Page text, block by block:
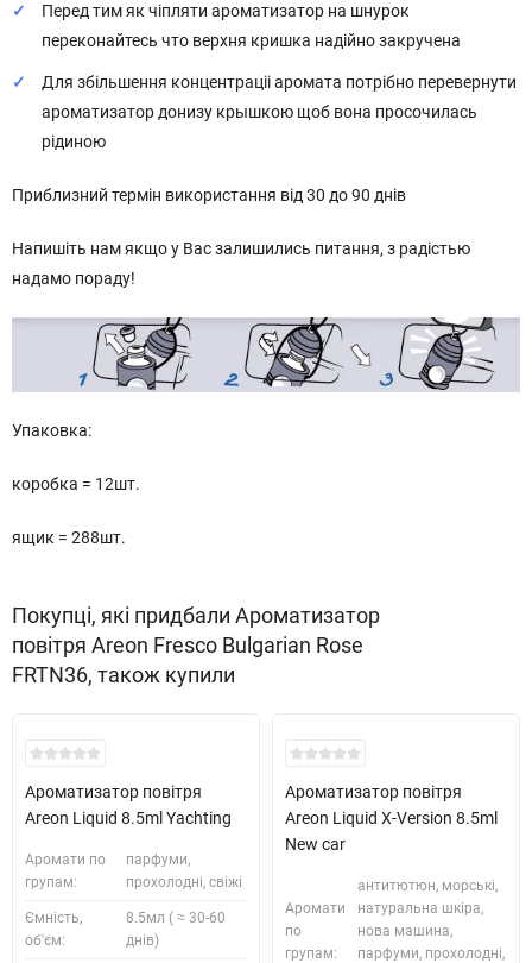
Перед тим як чіпляти ароматизатор на шнурок
переконайтесь что верхня кришка надійно закручена
Для збільшення концентраціі аромата потрібно перевернути
ароматизатор донизу крышкою щоб вона просочилась
рідиною
Приблизний термін використання від 30 до 90 днів
Напишіть нам якщо у Вас залишились питання, з радістью
надамо пораду!
Упаковка:
коробка = 12шт.
ящик = 288шт.
Покупці, які придбали Ароматизатор
повітря Areon Fresco Bulgarian Rose
FRTN36, також купили
Ароматизатор повітря
Areon Liquid 8.5ml Yachting
Аромати по
групам:
парфуми,
прохолодні, свіжі
Ємність,
об'єм:
8.5мл ( ≈ 30-60
днів)
Ароматизатор повітря
Areon Liquid X-Version 8.5ml
New car
Аромати
по
групам:
антитютюн, морські,
натуральна шкіра,
нова машина,
парфуми, прохолодні,